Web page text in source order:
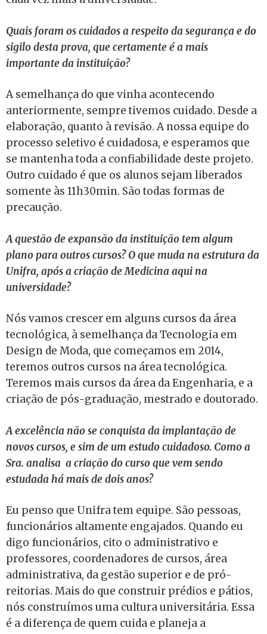
Quais foram os cuidados a respeito da segurança e do
sigilo desta prova, que certamente é a mais
importante da instituição?
A semelhança do que vinha acontecendo
anteriormente, sempre tivemos cuidado. Desde a
elaboração, quanto à revisão. A nossa equipe do
processo seletivo é cuidadosa, e esperamos que
se mantenha toda a confiabilidade deste projeto.
Outro cuidado é que os alunos sejam liberados
somente às 11h30min. São todas formas de
precaução.
A questão de expansão da instituição tem algum
plano para outros cursos? O que muda na estrutura da
Unifra, após a criação de Medicina aqui na
universidade?
Nós vamos crescer em alguns cursos da área
tecnológica, à semelhança da Tecnologia em
Design de Moda, que começamos em 2014,
teremos outros cursos na área tecnológica.
Teremos mais cursos da área da Engenharia, e a
criação de pós-graduação, mestrado e doutorado.
A excelência não se conquista da implantação de
novos cursos, e sim de um estudo cuidadoso. Como a
Sra. analisa a criação do curso que vem sendo
estudada há mais de dois anos?
Eu penso que Unifra tem equipe. São pessoas,
funcionários altamente engajados. Quando eu
digo funcionários, cito o administrativo e
professores, coordenadores de cursos, área
administrativa, da gestão superior e de pró-
reitorias. Mais do que construir prédios e pátios,
nós construímos uma cultura universitária. Essa
é a diferença de quem cuida e planeja a